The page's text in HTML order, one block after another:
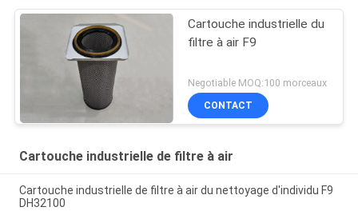
Cartouche industrielle du
filtre à air F9
Negotiable MOQ:100 morceaux
CONTACT
Cartouche industrielle de filtre à air
Cartouche industrielle de filtre à air du nettoyage d'individu F9
DH32100